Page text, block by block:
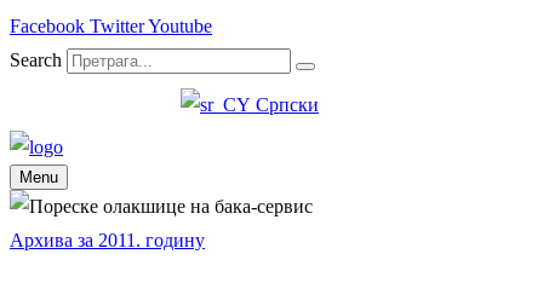
Facebook TwitterYoutube
Search
Српски
Menu
Архива за 2011. годину